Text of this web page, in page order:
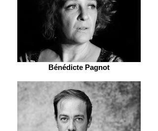
Bénédicte Pagnot